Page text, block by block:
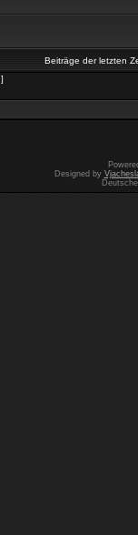
Beiträge der letzten
Designed by